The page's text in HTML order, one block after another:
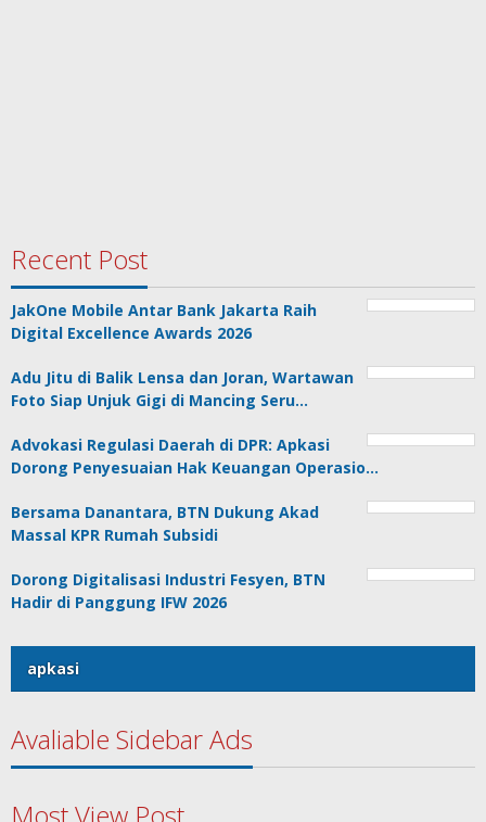
Recent Post
JakOne Mobile Antar Bank Jakarta Raih
Digital Excellence Awards 2026
Adu Jitu di Balik Lensa dan Joran, Wartawan
Foto Siap Unjuk Gigi di Mancing Seru…
Advokasi Regulasi Daerah di DPR: Apkasi
Dorong Penyesuaian Hak Keuangan Operasio…
Bersama Danantara, BTN Dukung Akad
Massal KPR Rumah Subsidi
Dorong Digitalisasi Industri Fesyen, BTN
Hadir di Panggung IFW 2026
apkasi
Avaliable Sidebar Ads
Most View Post